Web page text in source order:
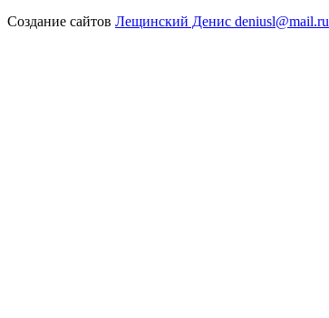
Создание сайтов Лещинский Денис deniusl@mail.ru